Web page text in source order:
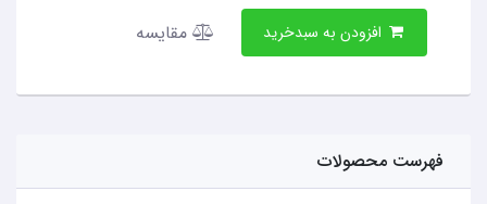
مقایسه
فهرست محصولات